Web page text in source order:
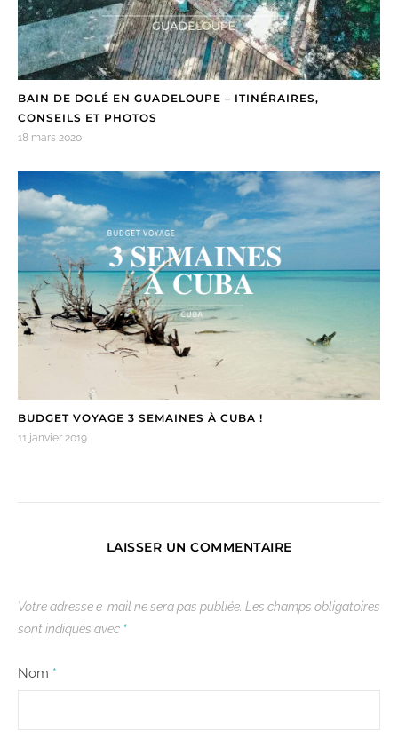
BAIN DE DOLÉ EN GUADELOUPE – ITINÉRAIRES,
CONSEILS ET PHOTOS
18 mars 2020
BUDGET VOYAGE 3 SEMAINES À CUBA !
11 janvier 2019
LAISSER UN COMMENTAIRE
Votre adresse e-mail ne sera pas publiée. Les champs obligatoires
sont indiqués avec *
Nom *